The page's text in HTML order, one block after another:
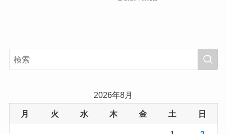
2026年8月
月 火 水 木 金 土 日